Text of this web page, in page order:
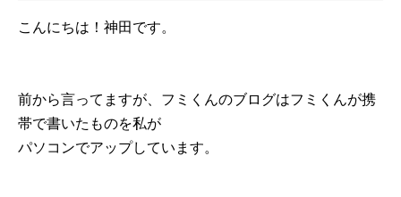
こんにちは！神田です。
前から言ってますが、フミくんのブログはフミくんが携
帯で書いたものを私が
パソコンでアップしています。